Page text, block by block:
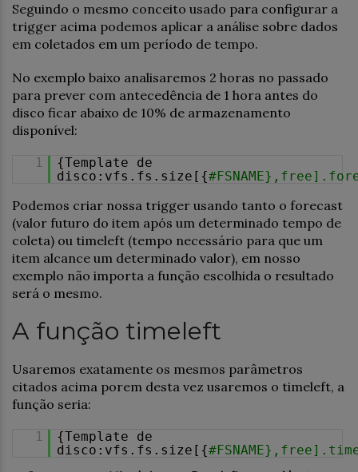
Seguindo o mesmo conceito usado para configurar a
trigger acima podemos aplicar a análise sobre dados
em coletados em um período de tempo.
No exemplo baixo analisaremos 2 horas no passado
para prever com antecedência de 1 hora antes do
disco ficar abaixo de 10% de armazenamento
disponível:
1
{Template de
disco:vfs.fs.size[{
Podemos criar nossa trigger usando tanto o forecast
(valor futuro do item após um determinado tempo de
coleta) ou timeleft (tempo necessário para que um
item alcance um determinado valor), em nosso
exemplo não importa a função escolhida o resultado
será o mesmo.
A função timeleft
Usaremos exatamente os mesmos parâmetros
citados acima porem desta vez usaremos o timeleft, a
função seria:
1
{Template de
disco:vfs.fs.size[{